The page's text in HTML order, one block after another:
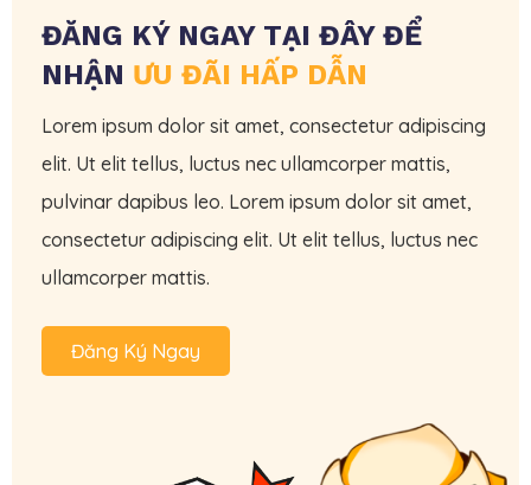
ĐĂNG KÝ NGAY TẠI ĐÂY ĐỂ
NHẬN ƯU ĐÃI HẤP DẪN
Lorem ipsum dolor sit amet, consectetur adipiscing
elit. Ut elit tellus, luctus nec ullamcorper mattis,
pulvinar dapibus leo. Lorem ipsum dolor sit amet,
consectetur adipiscing elit. Ut elit tellus, luctus nec
ullamcorper mattis.
Đăng Ký Ngay